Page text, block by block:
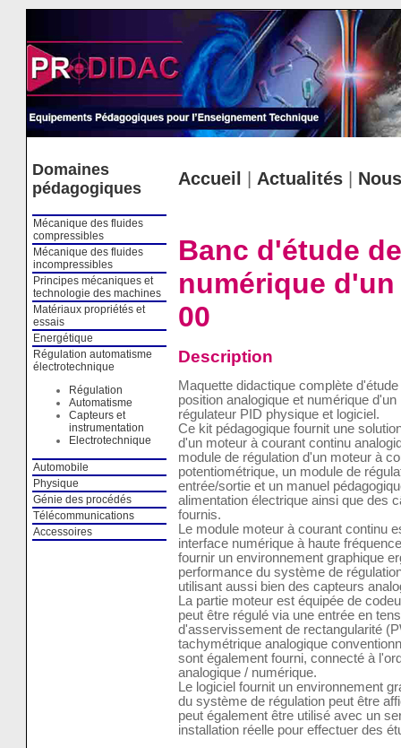
Domaines
pédagogiques
Mécanique des fluides
compressibles
Mécanique des fluides
incompressibles
Principes mécaniques et
technologie des machines
Matériaux propriétés et
essais
Energétique
Régulation automatisme
électrotechnique
Régulation
Automatisme
Capteurs et
instrumentation
Electrotechnique
Automobile
Physique
Génie des procédés
Télécommunications
Accessoires
Accueil Actualités|
Banc d'étude
numérique
00
Description
Maquette didactique complète
position analogique et numérique
régulateur PID physique et logiciel.
Ce kit pédagogique fournit une
d'un moteur à courant continu
module de régulation d'un moteur à
potentiométrique, un module de
entrée/sortie et un manuel
alimentation électrique ainsi que des
fournis.
Le module moteur à courant continu
interface numérique à haute
fournir un environnement graphique
performance du système de
utilisant aussi bien des capteurs
La partie moteur est équipée de
peut être régulé via une entrée en
d'asservissement de rectangularité
tachymétrique analogique
sont également fourni, connecté à
analogique / numérique.
Le logiciel fournit un environnement
du système de régulation peut être
peut également être utilisé avec un
installation réelle pour effectuer des
Cookies management panel